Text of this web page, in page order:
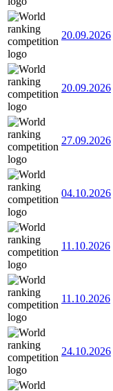
20.09.2026
20.09.2026
27.09.2026
04.10.2026
11.10.2026
11.10.2026
24.10.2026